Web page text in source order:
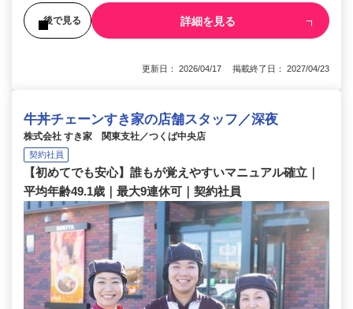
後で見る 詳細を見る
更新日： 2026/04/17 掲載終了日： 2027/04/23
牛丼チェーンすき家の店舗スタッフ／深夜
株式会社 すき家 関東支社／つくば中央店
契約社員
【初めてでも安心】誰もが覚えやすいマニュアル確立｜
平均年齢49.1歳｜最大9連休可｜契約社員